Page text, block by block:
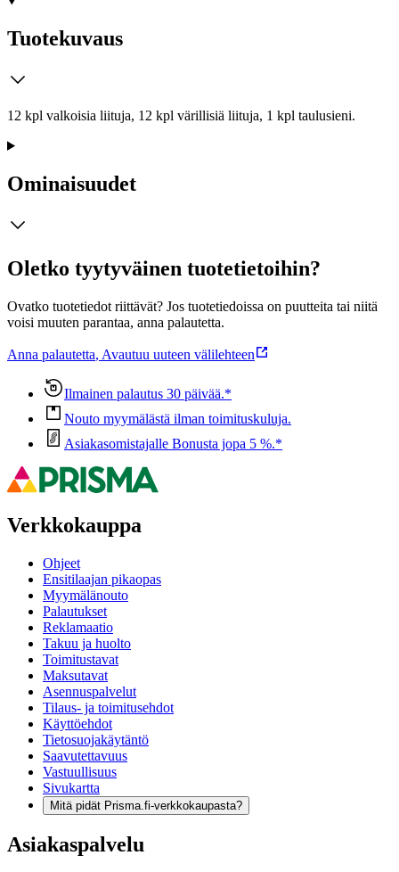
Tuotekuvaus
12 kpl valkoisia liituja, 12 kpl värillisiä liituja, 1 kpl taulusieni.
Ominaisuudet
Oletko tyytyväinen tuotetietoihin?
Ovatko tuotetiedot riittävät? Jos tuotetiedoissa on puutteita tai niitä
voisi muuten parantaa, anna palautetta.
Anna palautetta, Avautuu uuteen välilehteen
Ilmainen palautus 30 päivää.*
Nouto myymälästä ilman toimituskuluja.
Asiakasomistajalle Bonusta jopa 5 %.*
Verkkokauppa
Ohjeet
Ensitilaajan pikaopas
Myymälänouto
Palautukset
Reklamaatio
Takuu ja huolto
Toimitustavat
Maksutavat
Asennuspalvelut
Tilaus- ja toimitusehdot
Käyttöehdot
Tietosuojakäytäntö
Saavutettavuus
Vastuullisuus
Sivukartta
Mitä pidät Prisma.fi-verkkokaupasta?
Asiakaspalvelu